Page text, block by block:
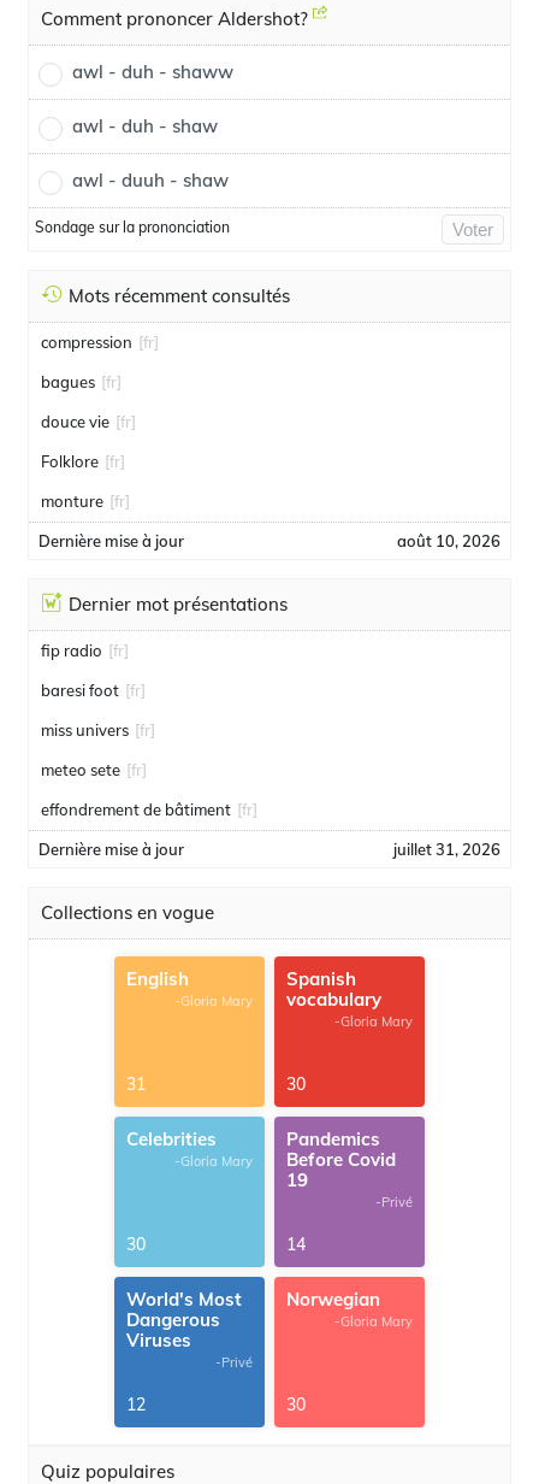
Comment prononcer Aldershot?
awl - duh - shaww
awl - duh - shaw
awl - duuh - shaw
Sondage sur la prononciation Voter
Mots récemment consultés
compression [fr]
bagues [fr]
douce vie [fr]
Folklore [fr]
monture [fr]
Dernière mise à jour août 10, 2026
Dernier mot présentations
fip radio [fr]
baresi foot [fr]
miss univers [fr]
meteo sete [fr]
effondrement de bâtiment [fr]
Dernière mise à jour juillet 31, 2026
Collections en vogue
English
-Gloria Mary
31
Spanish
vocabulary
-Gloria Mary
30
Celebrities
-Gloria Mary
30
Pandemics
Before Covid
19
-Privé
14
World's Most
Dangerous
Viruses
-Privé
12
Norwegian
-Gloria Mary
30
Quiz populaires